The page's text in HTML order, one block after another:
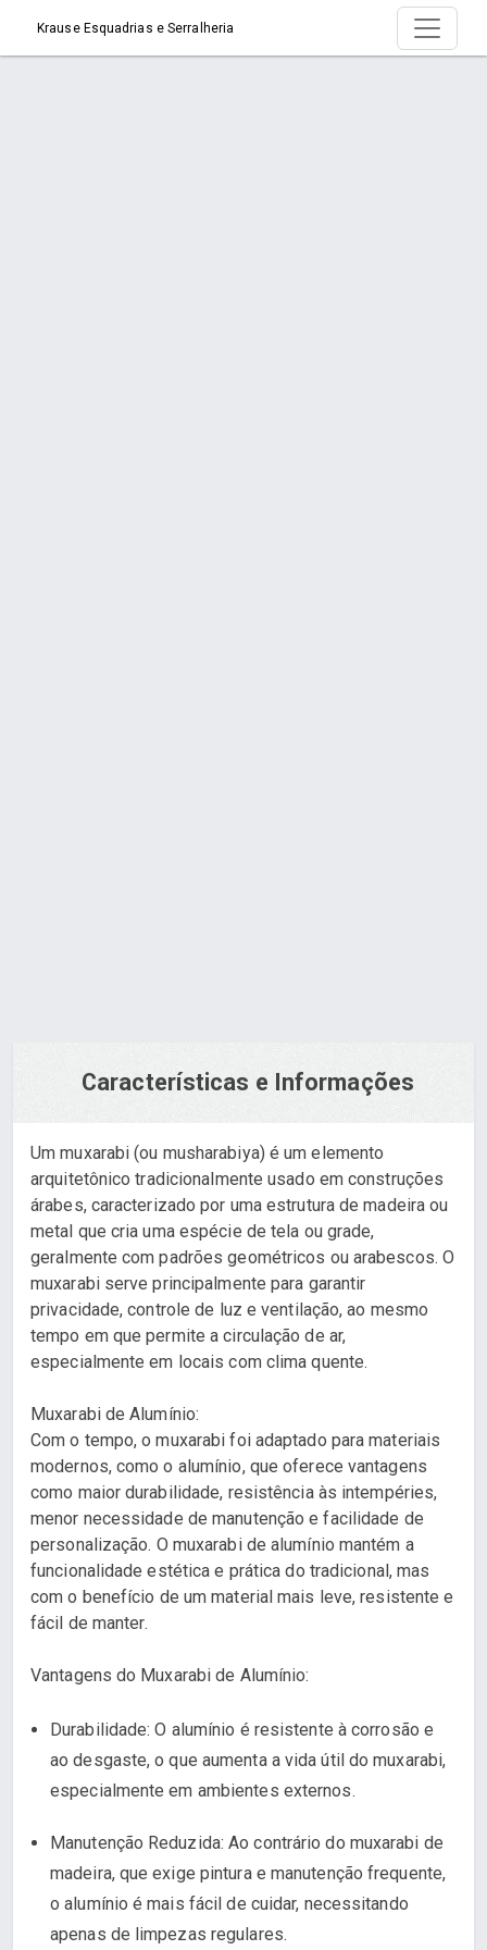
Krause Esquadrias e Serralheria
Características e Informações
Um muxarabi (ou musharabiya) é um elemento
arquitetônico tradicionalmente usado em construções
árabes, caracterizado por uma estrutura de madeira ou
metal que cria uma espécie de tela ou grade,
geralmente com padrões geométricos ou arabescos. O
muxarabi serve principalmente para garantir
privacidade, controle de luz e ventilação, ao mesmo
tempo em que permite a circulação de ar,
especialmente em locais com clima quente.
Muxarabi de Alumínio:
Com o tempo, o muxarabi foi adaptado para materiais
modernos, como o alumínio, que oferece vantagens
como maior durabilidade, resistência às intempéries,
menor necessidade de manutenção e facilidade de
personalização. O muxarabi de alumínio mantém a
funcionalidade estética e prática do tradicional, mas
com o benefício de um material mais leve, resistente e
fácil de manter.
Vantagens do Muxarabi de Alumínio:
Durabilidade: O alumínio é resistente à corrosão e
ao desgaste, o que aumenta a vida útil do muxarabi,
especialmente em ambientes externos.
Manutenção Reduzida: Ao contrário do muxarabi de
madeira, que exige pintura e manutenção frequente,
o alumínio é mais fácil de cuidar, necessitando
apenas de limpezas regulares.